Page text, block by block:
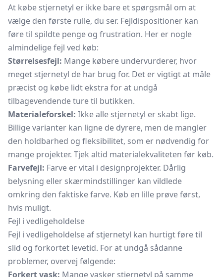
At købe stjernetyl er ikke bare et spørgsmål om at
vælge den første rulle, du ser. Fejldispositioner kan
føre til spildte penge og frustration. Her er nogle
almindelige fejl ved køb:
Størrelsesfejl: Mange købere undervurderer, hvor
meget stjernetyl de har brug for. Det er vigtigt at måle
præcist og købe lidt ekstra for at undgå
tilbagevendende ture til butikken.
Materialeforskel: Ikke alle stjernetyl er skabt lige.
Billige varianter kan ligne de dyrere, men de mangler
den holdbarhed og fleksibilitet, som er nødvendig for
mange projekter. Tjek altid materialekvaliteten før køb.
Farvefejl: Farve er vital i designprojekter. Dårlig
belysning eller skærmindstillinger kan vildlede
omkring den faktiske farve. Køb en lille prøve først,
hvis muligt.
Fejl i vedligeholdelse
Fejl i vedligeholdelse af stjernetyl kan hurtigt føre til
slid og forkortet levetid. For at undgå sådanne
problemer, overvej følgende:
Forkert vask: Mange vasker stjernetyl på samme